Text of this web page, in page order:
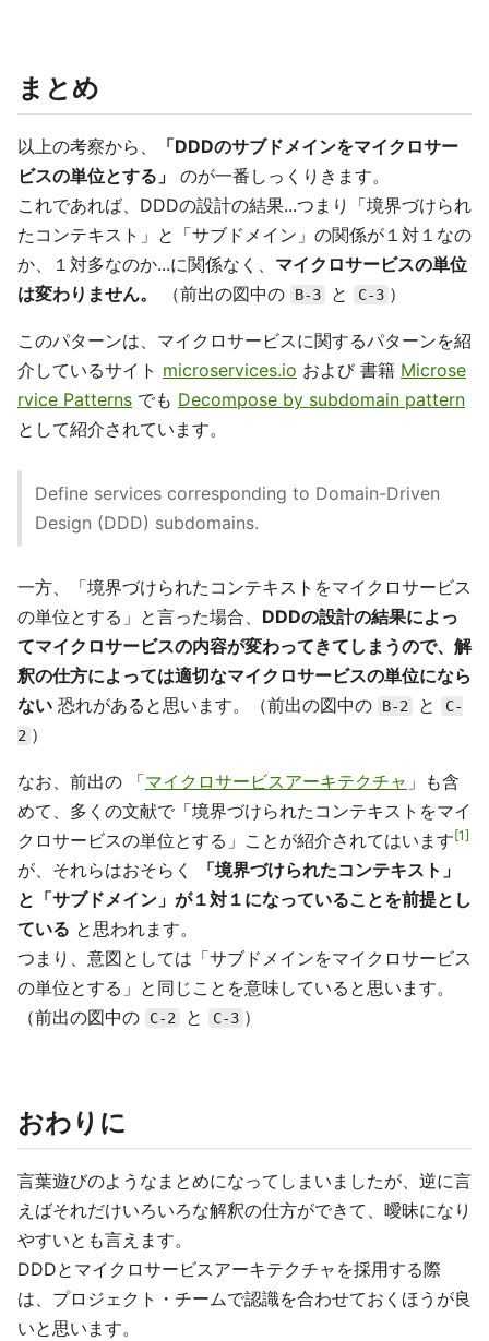
まとめ
以上の考察から、
「DDDのサブドメインをマイクロサー
ビスの単位とする」
のが一番しっくりきます。
これであれば、DDDの設計の結果...つまり「境界づけられ
たコンテキスト」と「サブドメイン」の関係が１対１なの
か、１対多なのか...に関係なく、 マイクロサービスの単位
は変わりません。
（前出の図中の B-3 と C-3 ）
このパターンは、マイクロサービスに関するパターンを紹
介しているサイト microservices.io および 書籍 Microse
rvice Patterns でも Decompose by subdomain pattern
として紹介されています。
Define services corresponding to Domain-Driven
Design (DDD) subdomains.
一方、「境界づけられたコンテキストをマイクロサービス
の単位とする」と言った場合、 DDDの設計の結果によっ
てマイクロサービスの内容が変わってきてしまうので、解
釈の仕方によっては適切なマイクロサービスの単位になら
ない 恐れがあると思います。（前出の図中の B-2 と
C-
2 ）
なお、前出の 「マイクロサービスアーキテクチャ 」も含
めて、多くの文献で「境界づけられたコンテキストをマイ
クロサービスの単位とする」ことが紹介されてはいます 1
が、それらはおそらく
「境界づけられたコンテキスト」
と「サブドメイン」が１対１になっていることを前提とし
ている と思われます。
つまり、意図としては「サブドメインをマイクロサービス
の単位とする」と同じことを意味していると思います。
（前出の図中の
C-2 と C-3 ）
おわりに
言葉遊びのようなまとめになってしまいましたが、逆に言
えばそれだけいろいろな解釈の仕方ができて、曖昧になり
やすいとも言えます。
DDDとマイクロサービスアーキテクチャを採用する際
は、プロジェクト・チームで認識を合わせておくほうが良
いと思います。